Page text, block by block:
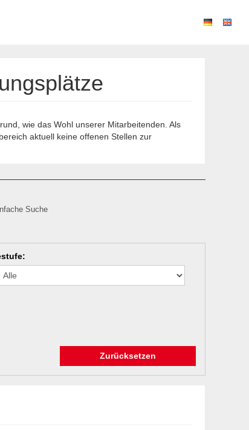
wie das Wohl unserer Mitarbeitenden. Als
aktuell keine offenen Stellen zur
Suche
:
Zurücksetzen